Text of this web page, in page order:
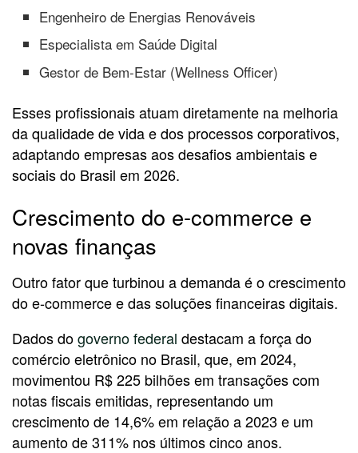
Engenheiro de Energias Renováveis
Especialista em Saúde Digital
Gestor de Bem-Estar (Wellness Officer)
Esses profissionais atuam diretamente na melhoria
da qualidade de vida e dos processos corporativos,
adaptando empresas aos desafios ambientais e
sociais do Brasil em 2026.
Crescimento do e-commerce e
novas finanças
Outro fator que turbinou a demanda é o crescimento
do e-commerce e das soluções financeiras digitais.
Dados dogoverno federal destacam a força do
comércio eletrônico no Brasil, que, em 2024,
movimentou R$ 225 bilhões em transações com
notas fiscais emitidas, representando um
crescimento de 14,6% em relação a 2023 e um
aumento de 311% nos últimos cinco anos.